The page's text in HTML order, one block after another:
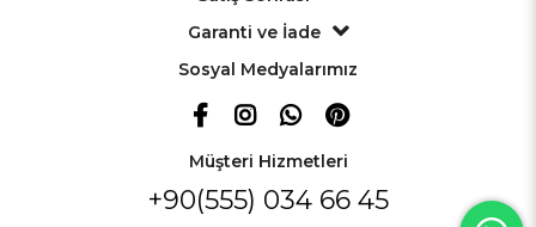
Garanti ve İade
Sosyal Medyalarımız
Müşteri Hizmetleri
+90(555) 034 66 45